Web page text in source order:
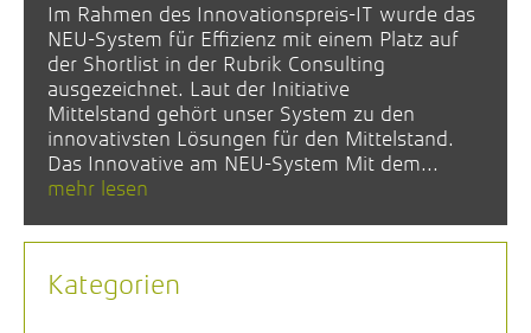
Im Rahmen des Innovationspreis-IT wurde das
NEU-System für Effizienz mit einem Platz auf
der Shortlist in der Rubrik Consulting
ausgezeichnet. Laut der Initiative
Mittelstand gehört unser System zu den
innovativsten Lösungen für den Mittelstand.
Das Innovative am NEU-System Mit dem...
mehr lesen
Kategorien